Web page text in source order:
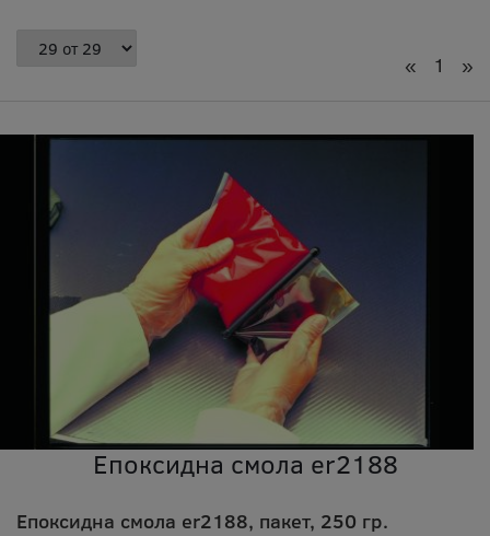
« 1 »
Епоксидна смола er2188
Епоксидна смола er2188, пакет, 250 гр.